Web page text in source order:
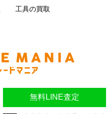
無料LINE査定
工具の買取